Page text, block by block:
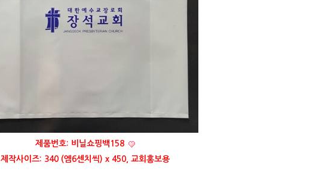
제품번호: 비닐쇼핑백158
제작사이즈: 340 (엠6센치씩) x 450, 교회홍보용